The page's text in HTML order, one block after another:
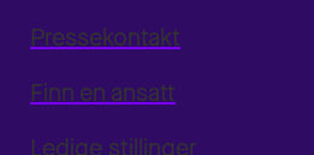
Pressekontakt
Finn en ansatt
Ledige stillinger